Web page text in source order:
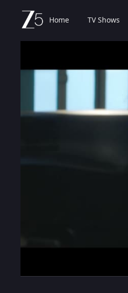
Home TV Shows